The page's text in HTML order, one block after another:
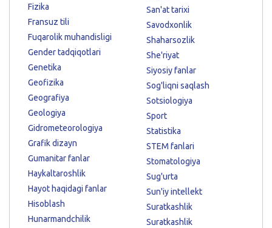
Fizika
Fransuz tili
Fuqarolik muhandisligi
Gender tadqiqotlari
Genetika
Geofizika
Geografiya
Geologiya
Gidrometeorologiya
Grafik dizayn
Gumanitar fanlar
Haykaltaroshlik
Hayot haqidagi fanlar
Hisoblash
Hunarmandchilik
San'at tarixi
Savodxonlik
Shaharsozlik
She'riyat
Siyosiy fanlar
Sog'liqni saqlash
Sotsiologiya
Sport
Statistika
STEM fanlari
Stomatologiya
Sug'urta
Sun'iy intellekt
Suratkashlik
Suratkashlik